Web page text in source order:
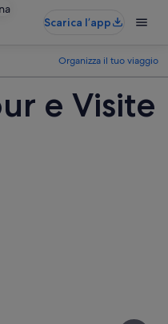
Scarica l’app
Organizza il tuo viaggio
e Visite